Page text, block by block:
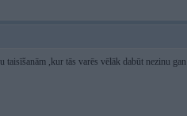
taisīšanām ,kur tās varēs vēlāk dabūt nezinu gan